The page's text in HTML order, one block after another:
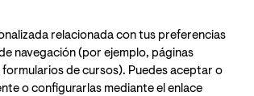
‘PumpKind’,
edición del
VIU
relacionada con tus preferencias
navegación (por ejemplo, páginas
de cursos). Puedes aceptar o
o configurarlas mediante el enlace